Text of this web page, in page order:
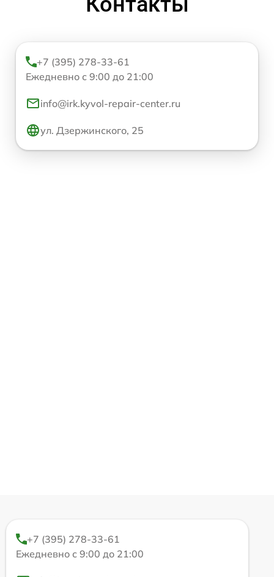
+7 (395) 278-33-61
Ежедневно с 9:00 до 21:00
info@irk.kyvol-repair-center.ru
ул. Дзержинского, 25
+7 (395) 278-33-61
Ежедневно с 9:00 до 21:00